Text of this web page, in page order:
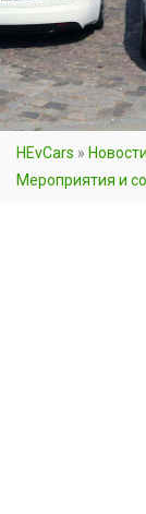
HEvCars »
Мероприятия и